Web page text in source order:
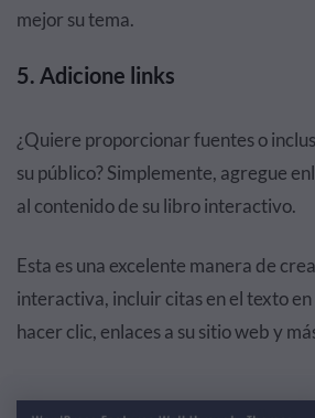
mejor su tema.
5. Adicione links
¿Quiere proporcionar fuentes o
su público? Simplemente, agregue
al contenido de su libro interactivo.
Esta es una excelente manera de
interactiva, incluir citas en el texto en
hacer clic, enlaces a su sitio web y